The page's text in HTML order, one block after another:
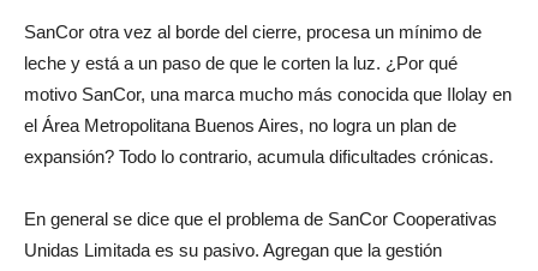
SanCor otra vez al borde del cierre, procesa un mínimo de
leche y está a un paso de que le corten la luz. ¿Por qué
motivo SanCor, una marca mucho más conocida que Ilolay en
el Área Metropolitana Buenos Aires, no logra un plan de
En general se dice que el problema de SanCor Cooperativas